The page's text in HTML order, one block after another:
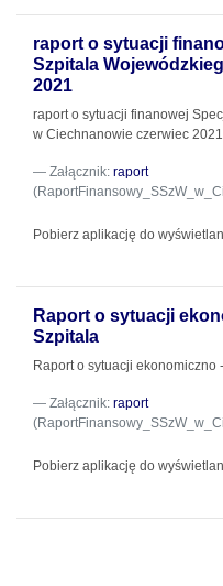
raport o sytuacji
Szpitala
2021
raport o sytuacji finanowej
w Ciechnanowie czerwiec 2021
Załącznik: raport
Pobierz aplikację do
Raport o sytuacji
Szpitala
Raport o sytuacji ekonomiczno
Załącznik: raport
Pobierz aplikację do